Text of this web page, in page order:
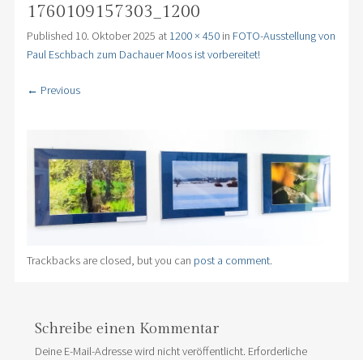
1760109157303_1200
Published 10. Oktober 2025 at 1200 × 450in FOTO-Ausstellung von
Paul Eschbach zum Dachauer Moos ist vorbereitet!
← Previous
Trackbacks are closed, but you can post a comment.
Schreibe einen Kommentar
Deine E-Mail-Adresse wird nicht veröffentlicht. Erforderliche